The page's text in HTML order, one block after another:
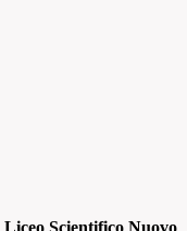
Liceo Scientifico Nuovo